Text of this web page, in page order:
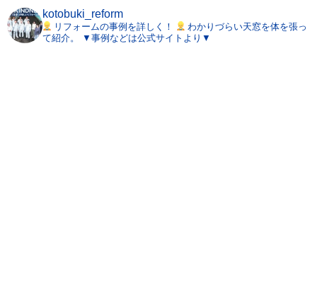
kotobuki_reform
リフォームの事例を詳しく！
わかりづらい天窓を体を張っ
て紹介。
▼事例などは公式サイトより▼